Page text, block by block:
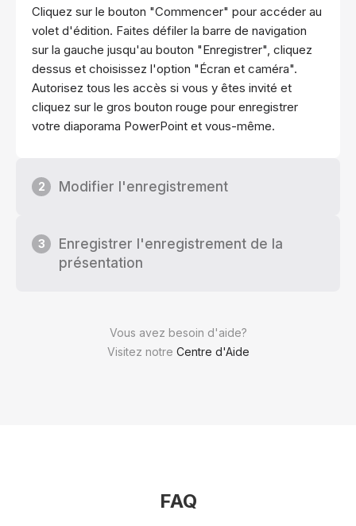
Vous avez besoin d'aide?
Visitez notre Centre d'Aide
Cliquez sur le bouton "Commencer" pour accéder au
volet d'édition. Faites défiler la barre de navigation
sur la gauche jusqu'au bouton "Enregistrer", cliquez
dessus et choisissez l'option "Écran et caméra".
Autorisez tous les accès si vous y êtes invité et
cliquez sur le gros bouton rouge pour enregistrer
votre diaporama PowerPoint et vous-même.
2 Modifier l'enregistrement
3
Enregistrer l'enregistrement de la
présentation
FAQ